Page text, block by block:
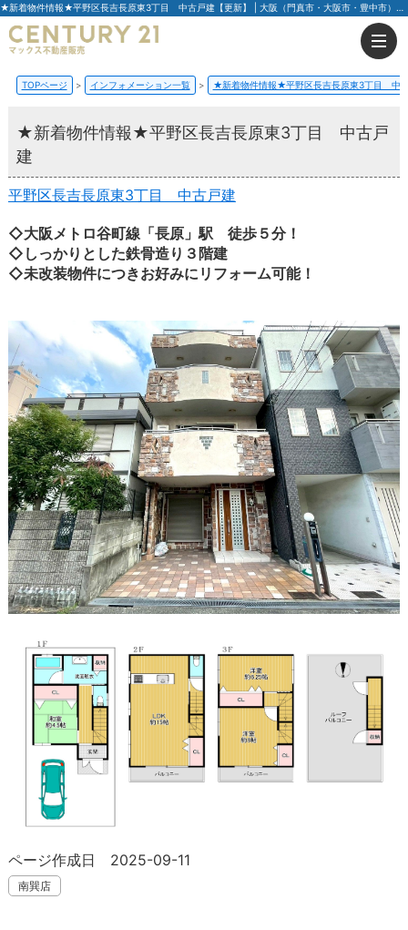
★新着物件情報★平野区長吉長原東3丁目 中古戸建【更新】 | 大阪（門真市・大阪市・豊中市）の不動産はセンチュリー21マックス不動産販売
TOPページ インフォメーション一覧 ★新着物件情報★平野区長吉長原東3丁目 中
★新着物件情報★平野区長吉長原東3丁目 中古戸
建
平野区長吉長原東3丁目 中古戸建
◇大阪メトロ谷町線「長原」駅 徒歩５分！
◇しっかりとした鉄骨造り３階建
◇未改装物件につきお好みにリフォーム可能！
ページ作成日 2025-09-11
南巽店